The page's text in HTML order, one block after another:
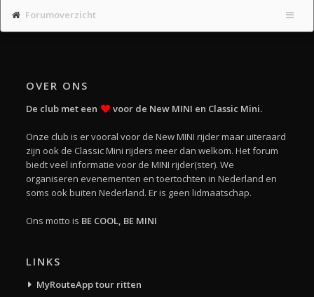
Forumoverzicht
OVER ONS
De club met een voor de New MINI en Classic Mini.
Onze club is er vooral voor de New MINI rijder maar uiteraard
zijn ook de Classic Mini rijders meer dan welkom. Het forum
biedt veel informatie voor de MINI rijder(ster). We
organiseren evenementen en toertochten in Nederland en
soms ook buiten Nederland. Er is geen lidmaatschap.
Ons motto is BE COOL, BE MINI
LINKS
MyRouteApp tour ritten